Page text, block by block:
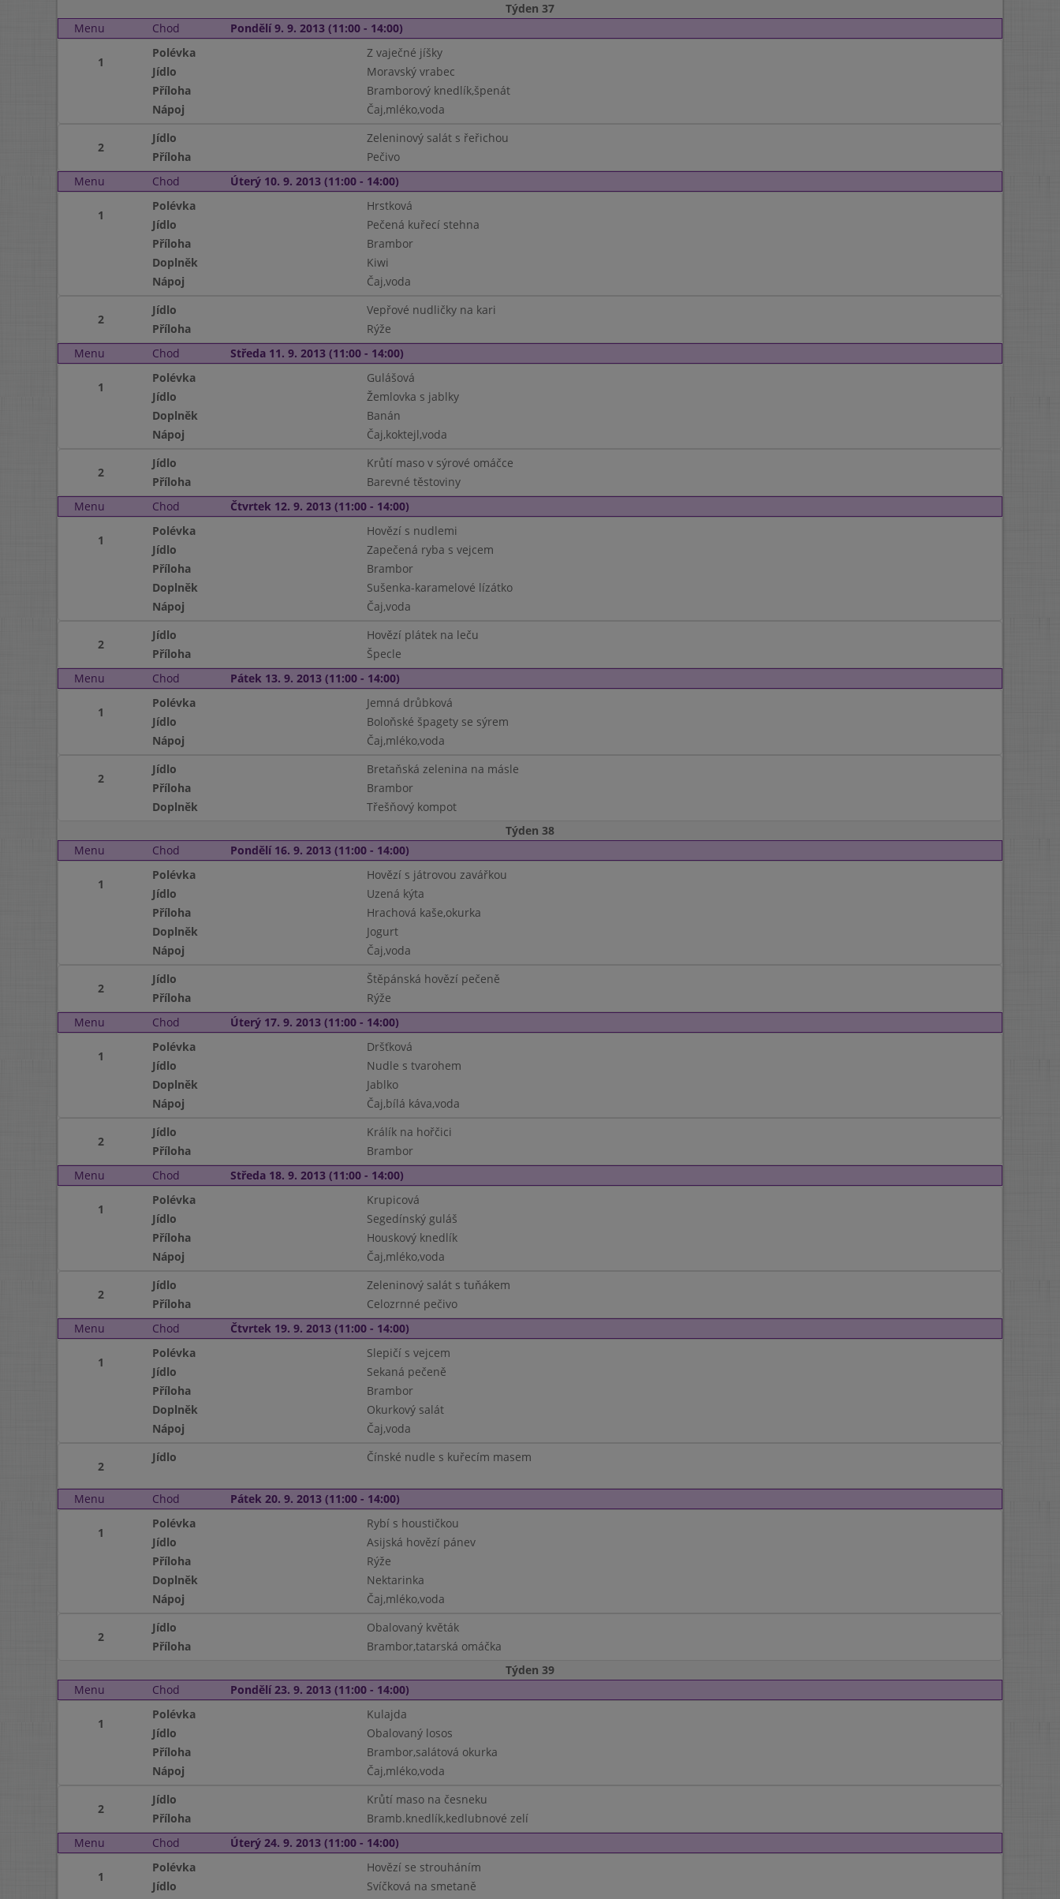
Týden 37
Menu
Chod Pondělí 9. 9. 2013 (11:00 - 14:00)
1
Polévka
Z vaječné jíšky
Jídlo
Moravský vrabec
Příloha
Bramborový knedlík,špenát
Nápoj
Čaj,mléko,voda
2
Jídlo
Zeleninový salát s řeřichou
Příloha
Pečivo
Menu
Chod Úterý 10. 9. 2013 (11:00 - 14:00)
1
Polévka
Hrstková
Jídlo
Pečená kuřecí stehna
Příloha
Brambor
Doplněk
Kiwi
Nápoj
Čaj,voda
2
Jídlo
Vepřové nudličky na kari
Příloha
Rýže
Menu
Chod Středa 11. 9. 2013 (11:00 - 14:00)
1
Polévka
Gulášová
Jídlo
Žemlovka s jablky
Doplněk
Banán
Nápoj
Čaj,koktejl,voda
2
Jídlo
Krůtí maso v sýrové omáčce
Příloha
Barevné těstoviny
Menu
Chod Čtvrtek 12. 9. 2013 (11:00 - 14:00)
1
Polévka
Hovězí s nudlemi
Jídlo
Zapečená ryba s vejcem
Příloha
Brambor
Doplněk
Sušenka-karamelové lízátko
Nápoj
Čaj,voda
2
Jídlo
Hovězí plátek na leču
Příloha
Špecle
Menu
Chod Pátek 13. 9. 2013 (11:00 - 14:00)
1
Polévka
Jemná drůbková
Jídlo
Boloňské špagety se sýrem
Nápoj
Čaj,mléko,voda
2
Jídlo
Bretaňská zelenina na másle
Příloha
Brambor
Doplněk
Třešňový kompot
Týden 38
Menu
Chod Pondělí 16. 9. 2013 (11:00 - 14:00)
1
Polévka
Hovězí s játrovou zavářkou
Jídlo
Uzená kýta
Příloha
Hrachová kaše,okurka
Doplněk
Jogurt
Nápoj
Čaj,voda
2
Jídlo
Štěpánská hovězí pečeně
Příloha
Rýže
Menu
Chod Úterý 17. 9. 2013 (11:00 - 14:00)
1
Polévka
Dršťková
Jídlo
Nudle s tvarohem
Doplněk
Jablko
Nápoj
Čaj,bílá káva,voda
2
Jídlo
Králík na hořčici
Příloha
Brambor
Menu
Chod Středa 18. 9. 2013 (11:00 - 14:00)
1
Polévka
Krupicová
Jídlo
Segedínský guláš
Příloha
Houskový knedlík
Nápoj
Čaj,mléko,voda
2
Jídlo
Zeleninový salát s tuňákem
Příloha
Celozrnné pečivo
Menu
Chod Čtvrtek 19. 9. 2013 (11:00 - 14:00)
1
Polévka
Slepičí s vejcem
Jídlo
Sekaná pečeně
Příloha
Brambor
Doplněk
Okurkový salát
Nápoj
Čaj,voda
2
Jídlo Čínské nudle s kuřecím masem
Menu Chod Pátek 20. 9. 2013 (11:00 - 14:00)
1
Polévka
Rybí s houstičkou
Jídlo
Asijská hovězí pánev
Příloha
Rýže
Doplněk
Nektarinka
Nápoj
Čaj,mléko,voda
2
Jídlo
Obalovaný květák
Příloha
Brambor,tatarská omáčka
Týden 39
Menu
Chod Pondělí 23. 9. 2013 (11:00 - 14:00)
1
Polévka
Kulajda
Jídlo
Obalovaný losos
Příloha
Brambor,salátová okurka
Nápoj
Čaj,mléko,voda
2
Jídlo
Krůtí maso na česneku
Příloha
Bramb.knedlík,kedlubnové zelí
Menu
Chod Úterý 24. 9. 2013 (11:00 - 14:00)
1
Polévka
Hovězí se strouháním
Jídlo
Svíčková na smetaně